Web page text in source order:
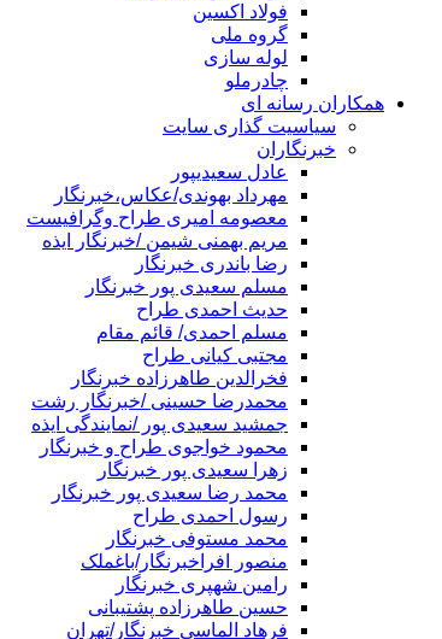
فولاد اکسین
گروه ملی
لوله سازی
چادرملو
همکاران رسانه ای
سیاسیت گذاری سایت
خبرنگاران
عادل سعیدیپور
مهرداد بهوندی/عکاس،خبرنگار
معصومه امیری طراح وگرافیست
مریم بهمنی شیمن /خبرنگار ایذه
رضا باندری خبرنگار
مسلم سعیدی پور خبرنگار
حدیث احمدی طراح
مسلم احمدی/ قائم مقام
مجتبی کیانی طراح
فخرالدین طاهرزاده خبرنگار
محمدرضا حسینی /خبرنگار رشت
جمشید سعیدی پور /نمایندگی ایذه
محمود خواجوی طراح و خبرنگار
زهرا سعیدی پور خبرنگار
محمد رضا سعیدی پور خبرنگار
رسول احمدی طراح
محمد مستوفی خبرنگار
منصور افراخبرنگار/باغملک
رامین شهپری خبرنگار
حسین طاهرزاده پشتیبانی
فرهاد الماسی خبرنگار/تهران